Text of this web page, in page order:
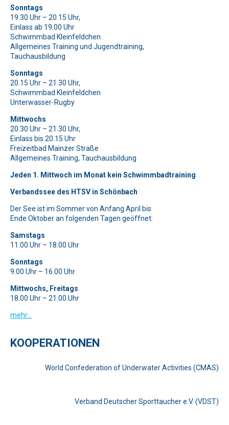
Bitte beweise, dass du kein Spambot bist und wähle das
Bitte beweise, dass du kein Spambot bist und wähle das
Bitte lasse dieses Feld leer.
Bitte beweise, dass du kein Spambot bist und wähle das
SymbolFlagge.
Bitte lasse dieses Feld leer.
Bitte lasse dieses Feld leer.
Bitte beweise, dass du kein Spambot bist und wähle das
Bitte lasse dieses Feld leer.
Bitte lasse dieses Feld leer.
Bitte beweise, dass du kein Spambot bist und wähle das
SymbolBaum
Sonntags
19.30 Uhr – 20.15 Uhr,
Einlass ab 19.00 Uhr
Schwimmbad Kleinfeldchen
Allgemeines Training und Jugendtraining,
Tauchausbildung
Sonntags
20.15 Uhr – 21.30 Uhr,
Schwimmbad Kleinfeldchen
Unterwasser-Rugby
Mittwochs
20.30 Uhr – 21.30 Uhr,
Einlass bis 20.15 Uhr
Freizeitbad Mainzer Straße
Allgemeines Training, Tauchausbildung
Jeden 1. Mittwoch im Monat kein Schwimmbadtraining
Verbandssee des HTSV in Schönbach
Der See ist im Sommer von Anfang April bis
Ende Oktober an folgenden Tagen geöffnet:
Samstags
11.00 Uhr – 18.00 Uhr
Sonntags
9.00 Uhr – 16.00 Uhr
Mittwochs, Freitags
18.00 Uhr – 21.00 Uhr
mehr…
KOOPERATIONEN
World Confederation of Underwater Activities (CMAS)
Verband Deutscher Sporttaucher e.V. (VDST)